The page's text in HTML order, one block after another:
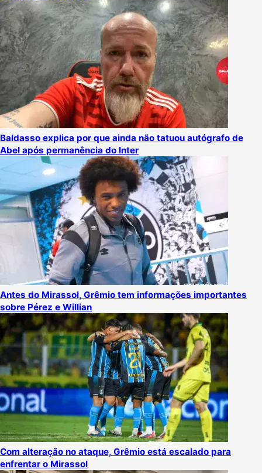
Baldasso explica por que ainda não tatuou autógrafo de
Abel após permanência do Inter
Antes do Mirassol, Grêmio tem informações importantes
sobre Pérez e Willian
Com alteração no ataque, Grêmio está escalado para
enfrentar o Mirassol